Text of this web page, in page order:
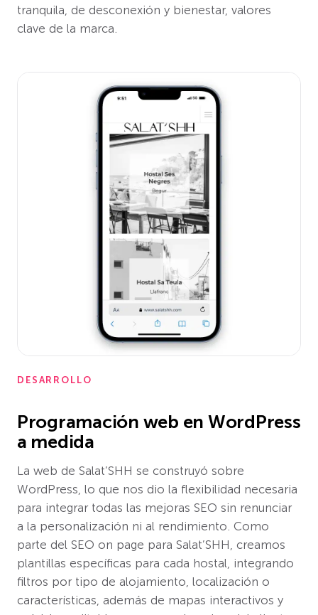
tranquila, de desconexión y bienestar, valores
clave de la marca.
DESARROLLO
Programación web en WordPress
a medida
La web de Salat’SHH se construyó sobre
WordPress, lo que nos dio la flexibilidad necesaria
para integrar todas las mejoras SEO sin renunciar
a la personalización ni al rendimiento. Como
parte del SEO on page para Salat’SHH, creamos
plantillas específicas para cada hostal, integrando
filtros por tipo de alojamiento, localización o
características, además de mapas interactivos y